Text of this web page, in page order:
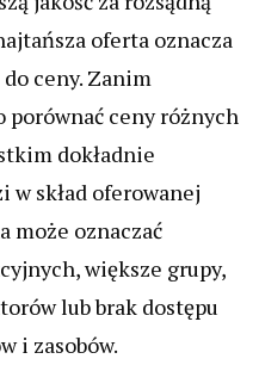
oferta oznacza
ceny. Zanim
porównać ceny różnych
dokładnie
w skład oferowanej
może oznaczać
większe grupy,
lub brak dostępu
i zasobów.